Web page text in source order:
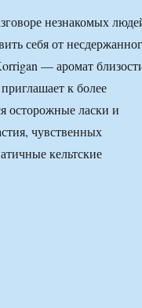
незнакомых
себя от
— аромат
к более
осторожные ласки и
чувственных
кельтские